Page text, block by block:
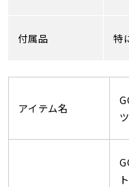
付属品 特
アイテム名